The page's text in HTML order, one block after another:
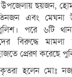
উপজেলায় ছয়জন,
এবং
পরে ৬টি
বিরুদ্ধে
প্রেরণ করেছে
হলেন মোঃ